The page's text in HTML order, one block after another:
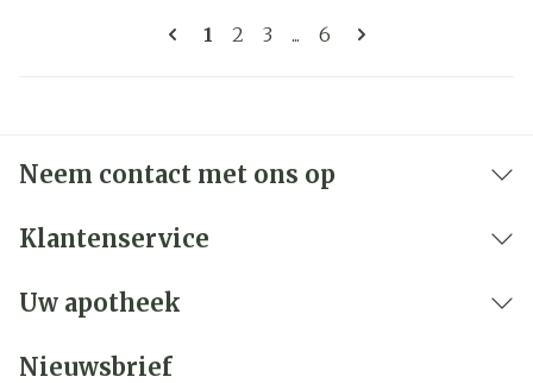
Pagina's
U lees momenteel pagina
1 Pagina
2 Pagina
3 ... Pagina
6
Neem contact met ons op
Klantenservice
Uw apotheek
Nieuwsbrief